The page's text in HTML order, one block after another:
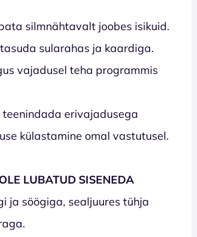
silmnähtavalt joobes isikuid.
tasuda sularahas ja kaardiga.
vajadusel teha programmis
teenindada erivajadusega
külastamine omal vastutusel.
LUBATUD SISENEDA
ja söögiga, sealjuures tühja